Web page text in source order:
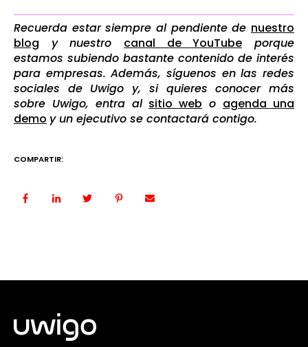
Recuerda estar siempre al pendiente de nuestro
blog
y nuestro canal de YouTube
porque
estamos subiendo bastante contenido de interés
para empresas. Además, síguenos en las redes
sociales de Uwigo y, si quieres conocer más
sobre Uwigo, entra al sitio web o agenda una
demo y un ejecutivo se contactará contigo.
COMPARTIR: